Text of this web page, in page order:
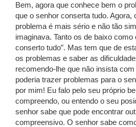
Bem, agora que conhece bem o
que o senhor conserta tudo. Agora,
problema é mais sério e não tão
imaginava. Tanto os de baixo como
conserto tudo”. Mas tem que de
os problemas e saber as
recomendo-lhe que não insista
poderia trazer problemas para o
por mim! Eu falo pelo seu próprio
compreendo, ou entendo o seu
senhor sabe que pode encontrar
compreensivo. O senhor sabe